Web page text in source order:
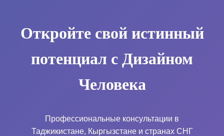
Откройте свой истинный
потенциал с Дизайном
Человека
Профессиональные консультации в
Таджикистане, Кыргызстане и странах СНГ